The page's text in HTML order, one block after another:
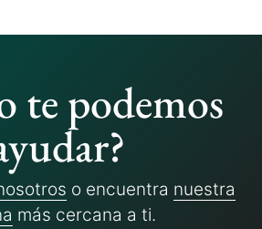
te podemos
o encuentra nuestra
más cercana a ti.